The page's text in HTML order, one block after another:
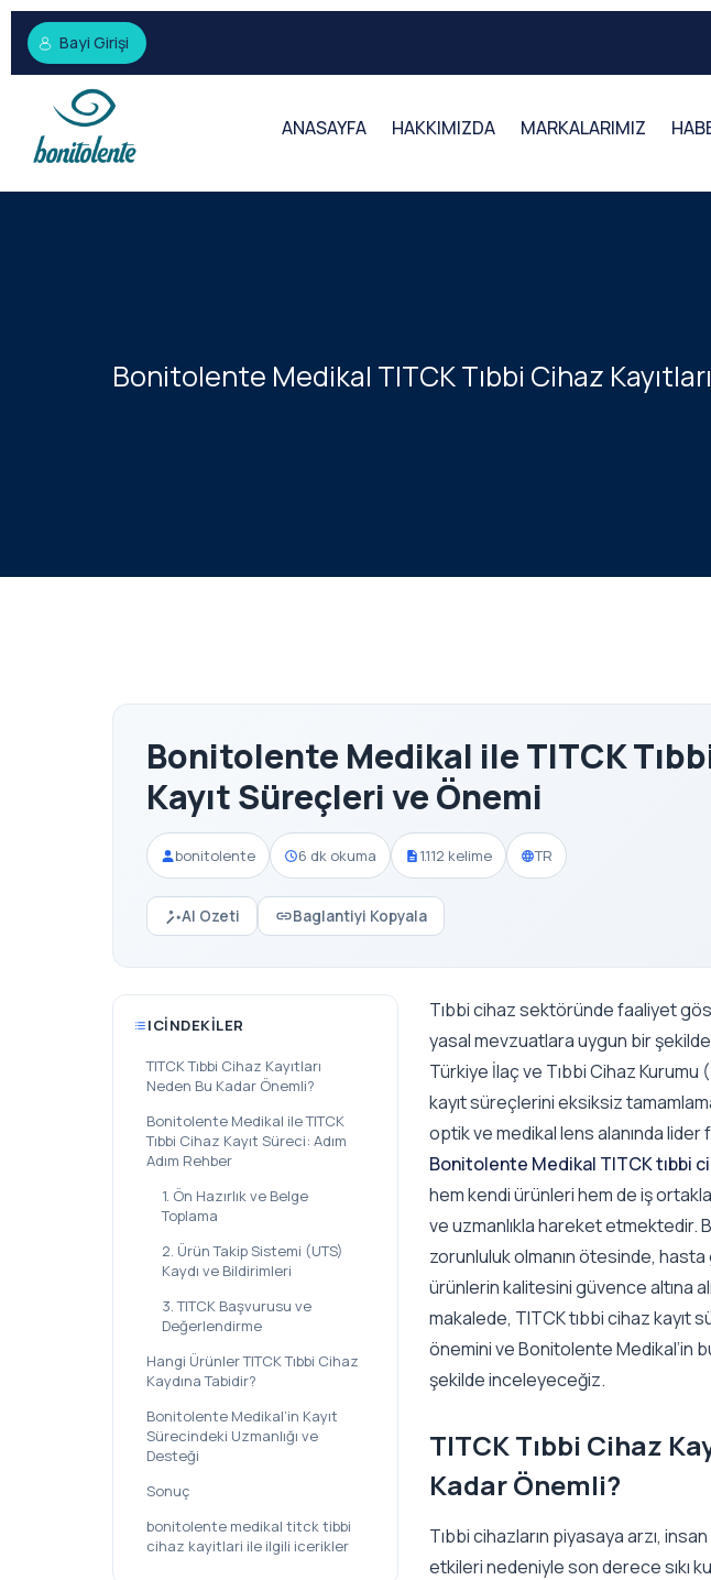
Bayi Girişi
ANASAYFA HAKKIMIZDA MARKALARIMIZ
Bonitolente Medikal TITCK Tıbbi Cihaz
Bonitolente Medikal ile TITCK
Kayıt Süreçleri ve Önemi
bonitolente 6 dk okuma 1.112 kelime TR
AI Ozeti Baglantiyi Kopyala
ICINDEKILER
TITCK Tıbbi Cihaz Kayıtları
Neden Bu Kadar Önemli?
Bonitolente Medikal ile TITCK
Tıbbi Cihaz Kayıt Süreci: Adım
Adım Rehber
1. Ön Hazırlık ve Belge
Toplama
2. Ürün Takip Sistemi (UTS)
Kaydı ve Bildirimleri
3. TITCK Başvurusu ve
Değerlendirme
Hangi Ürünler TITCK Tıbbi Cihaz
Kaydına Tabidir?
Bonitolente Medikal’in Kayıt
Sürecindeki Uzmanlığı ve
Desteği
Sonuç
bonitolente medikal titck tibbi
cihaz kayitlari ile ilgili icerikler
Tıbbi cihaz sektöründe faaliyet
yasal mevzuatlara uygun bir
Türkiye İlaç ve Tıbbi Cihaz
kayıt süreçlerini eksiksiz
optik ve medikal lens alanında lider
Bonitolente Medikal TITCK tıbbi
hem kendi ürünleri hem de iş
ve uzmanlıkla hareket etmektedir.
zorunluluk olmanın ötesinde, hasta
ürünlerin kalitesini güvence altına
makalede, TITCK tıbbi cihaz kayıt
önemini ve Bonitolente Medikal’in
şekilde inceleyeceğiz.
TITCK Tıbbi Cihaz
Kadar Önemli?
Tıbbi cihazların piyasaya arzı,
etkileri nedeniyle son derece sıkı